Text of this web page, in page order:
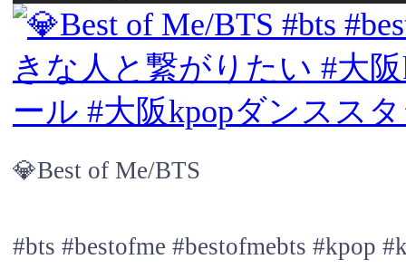
💎Best of Me/BTS
#bts #bestofme #bestofmebts